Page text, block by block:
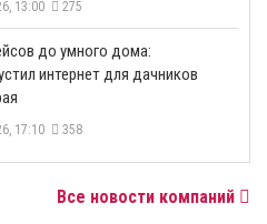
13:00 275
до умного дома:
интернет для дачников
17:10 358
Все новости компаний